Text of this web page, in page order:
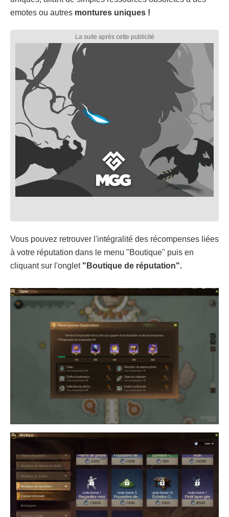
emotes ou autres montures uniques !
Vous pouvez retrouver l'intégralité des récompenses liées
à votre réputation dans le menu "Boutique" puis en
cliquant sur l'onglet "Boutique de réputation".